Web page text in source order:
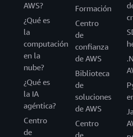
AWS?
¿Qué es
la
computación
en la
nube?
¿Qué es
la IA
agéntica?
Centro
de
Formación
Centro
de
confianza
de AWS
Biblioteca
de
soluciones
de AWS
Centro